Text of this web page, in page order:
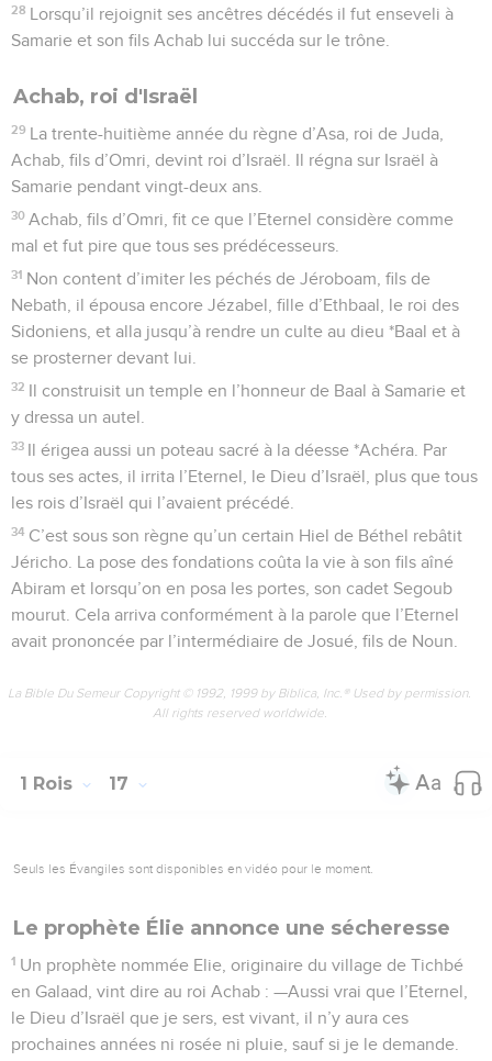
28 Lorsqu’il rejoignit ses ancêtres décédés il fut enseveli à
Samarie et son fils Achab lui succéda sur le trône.
Achab, roi d'Israël
29 La trente-huitième année du règne d’Asa, roi de Juda,
Achab, fils d’Omri, devint roi d’Israël. Il régna sur Israël à
Samarie pendant vingt-deux ans.
30 Achab, fils d’Omri, fit ce que l’Eternel considère comme
mal et fut pire que tous ses prédécesseurs.
31 Non content d’imiter les péchés de Jéroboam, fils de
Nebath, il épousa encore Jézabel, fille d’Ethbaal, le roi des
Sidoniens, et alla jusqu’à rendre un culte au dieu *Baal et à
se prosterner devant lui.
32 Il construisit un temple en l’honneur de Baal à Samarie et
y dressa un autel.
33 Il érigea aussi un poteau sacré à la déesse *Achéra. Par
tous ses actes, il irrita l’Eternel, le Dieu d’Israël, plus que tous
les rois d’Israël qui l’avaient précédé.
34 C’est sous son règne qu’un certain Hiel de Béthel rebâtit
Jéricho. La pose des fondations coûta la vie à son fils aîné
Abiram et lorsqu’on en posa les portes, son cadet Segoub
mourut. Cela arriva conformément à la parole que l’Eternel
avait prononcée par l’intermédiaire de Josué, fils de Noun.
La Bible Du Semeur Copyright © 1992, 1999 by Biblica, Inc.® Used by permission.
All rights reserved worldwide.
1 Rois 17
Seuls les Évangiles sont disponibles en vidéo pour le moment.
Le prophète Élie annonce une sécheresse
1 Un prophète nommée Elie, originaire du village de Tichbé
en Galaad, vint dire au roi Achab : —Aussi vrai que l’Eternel,
le Dieu d’Israël que je sers, est vivant, il n’y aura ces
prochaines années ni rosée ni pluie, sauf si je le demande.